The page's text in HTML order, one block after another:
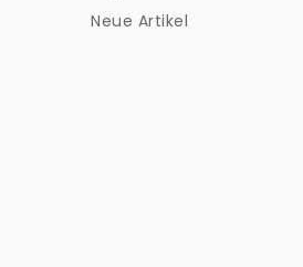
Neue Artikel